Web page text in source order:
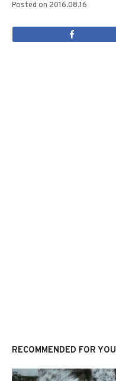
Posted on 2016.08.16
RECOMMENDED FOR YOU